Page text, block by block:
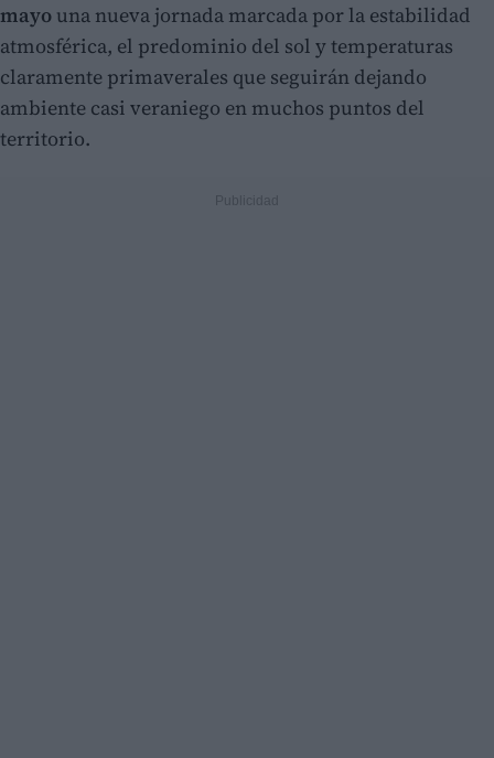
mayo una nueva jornada marcada por la estabilidad
atmosférica, el predominio del sol y temperaturas
claramente primaverales que seguirán dejando
ambiente casi veraniego en muchos puntos del
territorio.